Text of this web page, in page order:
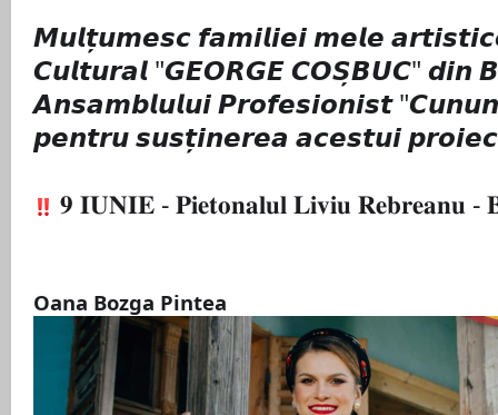
𝙈𝙪𝙡𝙩̦𝙪𝙢𝙚𝙨𝙘 𝙛𝙖𝙢𝙞𝙡𝙞𝙚𝙞 𝙢𝙚𝙡𝙚
𝘾𝙪𝙡𝙩𝙪𝙧𝙖𝙡 "𝙂𝙀𝙊𝙍𝙂𝙀 𝘾𝙊𝙎̦𝘽𝙐𝘾" 𝙙𝙞𝙣
𝘼𝙣𝙨𝙖𝙢𝙗𝙡𝙪𝙡𝙪𝙞 𝙋𝙧𝙤𝙛𝙚𝙨𝙞𝙤𝙣𝙞𝙨𝙩
𝙥𝙚𝙣𝙩𝙧𝙪 𝙨𝙪𝙨𝙩̦𝙞𝙣𝙚𝙧𝙚𝙖 𝙖𝙘𝙚𝙨𝙩𝙪𝙞
𝟗 𝐈𝐔𝐍𝐈𝐄 - 𝐏𝐢𝐞𝐭𝐨𝐧𝐚𝐥𝐮𝐥 𝐋𝐢𝐯𝐢𝐮
Oana Bozga Pintea